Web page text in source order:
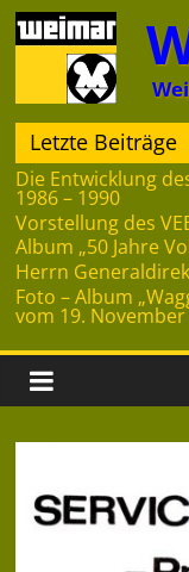
Zum
Inhalt
springen
Letzte Beiträge
Die Entwicklung
1986 – 1990
Vorstellung des
Album „50 Jahre
Herrn
Foto – Album
vom 19. November